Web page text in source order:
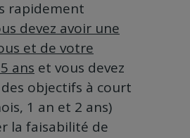
rapidement
devez avoir une
et de votre
ans et vous devez
objectifs à court
1 an et 2 ans)
la faisabilité de